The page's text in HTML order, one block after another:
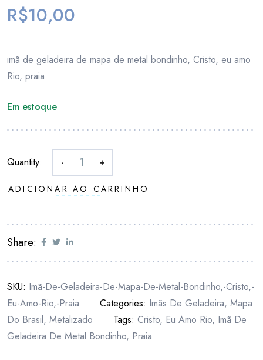
R$10,00
imã de geladeira de mapa de metal bondinho, Cristo, eu amo
Rio, praia
Em estoque
Quantity: - +
ADICIONAR AO CARRINHO
Share:
SKU: Imã-De-Geladeira-De-Mapa-De-Metal-Bondinho,-Cristo,-
Eu-Amo-Rio,-Praia
Categories: Imãs De Geladeira, Mapa
Do Brasil, Metalizado Tags: Cristo, Eu Amo Rio, Imã De
Geladeira De Metal Bondinho, Praia